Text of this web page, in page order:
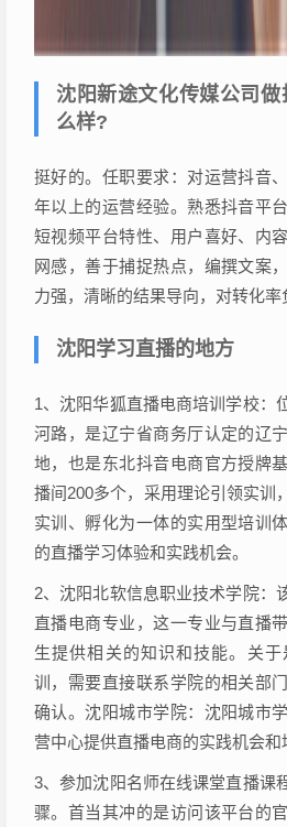
沈阳新途文化传媒公司
么样?
挺好的。任职要求：对运营抖音
年以上的运营经验。熟悉抖音平
短视频平台特性、用户喜好、内
网感，善于捕捉热点，编撰文案
力强，清晰的结果导向，对转化率
沈阳学习直播的地方
1、沈阳华狐直播电商培训学校：
河路，是辽宁省商务厅认定的辽
地，也是东北抖音电商官方授牌
播间200多个，采用理论引领实训
实训、孵化为一体的实用型培训
的直播学习体验和实践机会。
2、沈阳北软信息职业技术学院：
直播电商专业，这一专业与直播
生提供相关的知识和技能。关
训，需要直接联系学院的相关部
确认。沈阳城市学院：沈阳城市
营中心提供直播电商的实践机会和
3、参加沈阳名师在线课堂直播课
骤。首当其冲的是访问该平台的